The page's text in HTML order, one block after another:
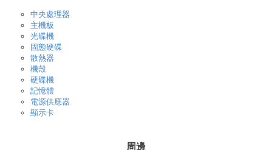
中央處理器
主機板
光碟機
固態硬碟
散熱器
機殼
硬碟機
記憶體
電源供應器
顯示卡
周邊